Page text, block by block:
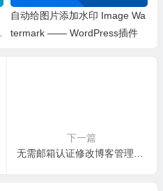
自动给图片添加水印 Image Wa
termark —— WordPress插件
下一篇